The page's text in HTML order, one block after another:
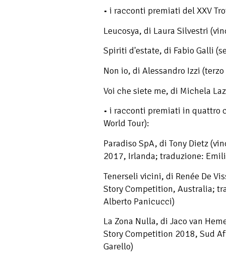
• i racconti premiati del XXV
Leucosya, di Laura Silvestri
Spiriti d'estate, di Fabio Galli
Non io, di Alessandro Izzi
Voi che siete me, di Michela
• i racconti premiati in quattro
World Tour):
Paradiso SpA, di Tony Dietz
2017, Irlanda; traduzione:
Tenerseli vicini, di Renée De
Story Competition, Australia;
Alberto Panicucci)
La Zona Nulla, di Jaco van
Story Competition 2018, Sud
Garello)